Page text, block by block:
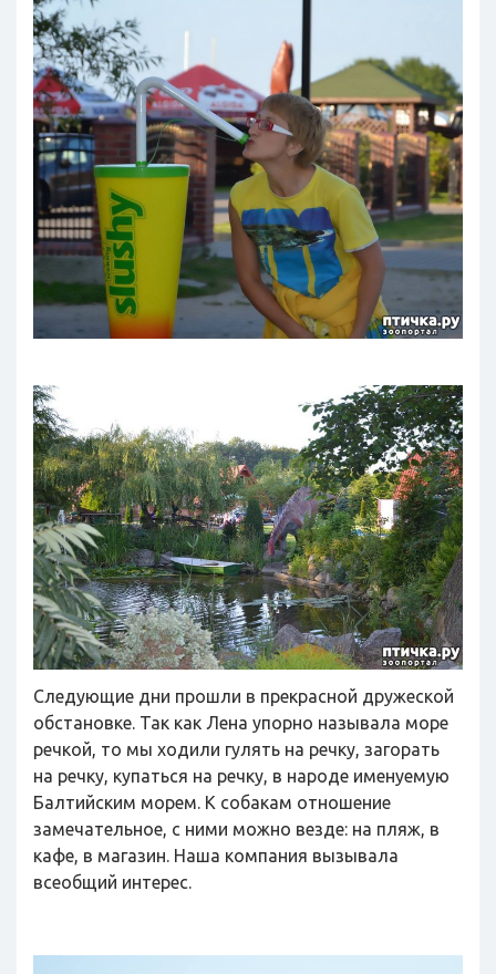
Следующие дни прошли в прекрасной дружеской
обстановке. Так как Лена упорно называла море
речкой, то мы ходили гулять на речку, загорать
на речку, купаться на речку, в народе именуемую
Балтийским морем. К собакам отношение
замечательное, с ними можно везде: на пляж, в
кафе, в магазин. Наша компания вызывала
всеобщий интерес.